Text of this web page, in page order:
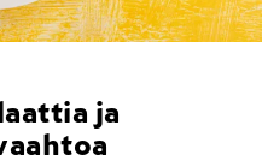
ja